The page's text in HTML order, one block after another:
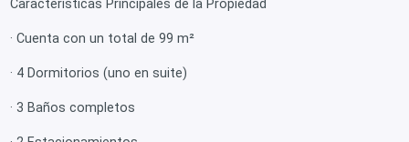
Características Principales de la Propiedad
· Cuenta con un total de 99 m²
· 4 Dormitorios (uno en suite)
· 3 Baños completos